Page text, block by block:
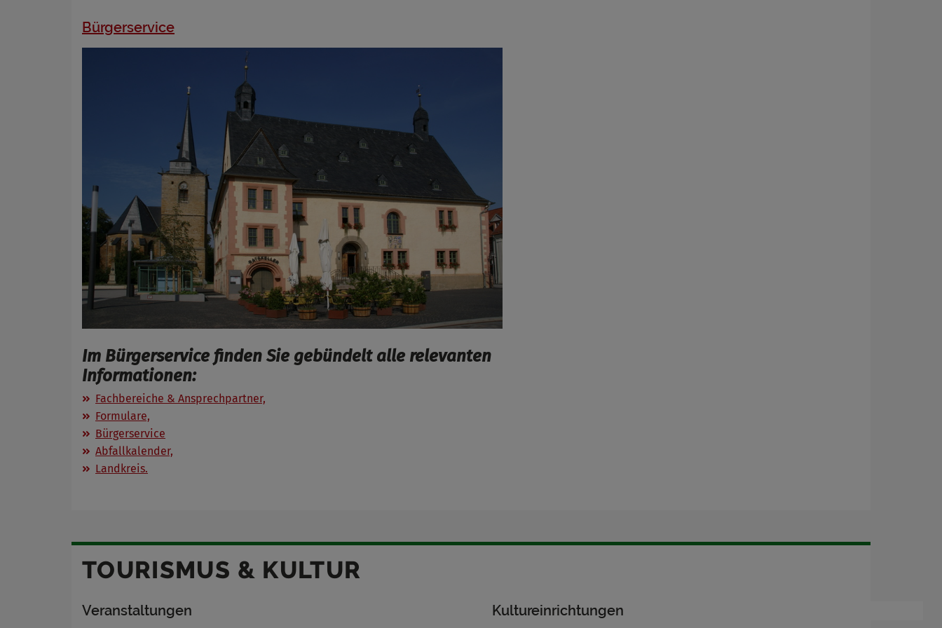
Bürgerservice
Im Bürgerservice finden Sie gebündelt alle relevanten
Informationen:
Fachbereiche & Ansprechpartner,
Formulare,
Bürgerservice
Abfallkalender,
Landkreis.
TOURISMUS & KULTUR
Veranstaltungen Kultureinrichtungen